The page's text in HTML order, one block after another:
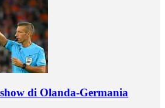
di Olanda-Germania